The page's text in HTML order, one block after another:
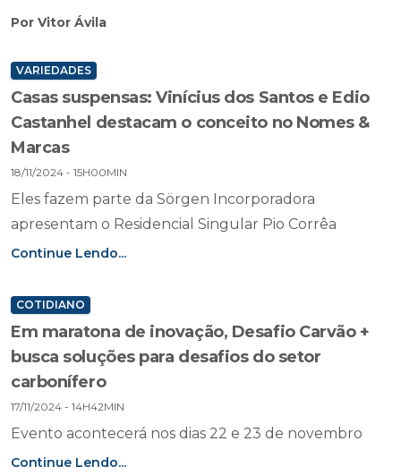
Por Vitor Ávila
VARIEDADES
Casas suspensas: Vinícius dos Santos e Edio
Castanhel destacam o conceito no Nomes &
Marcas
18/11/2024 - 15H00MIN
Eles fazem parte da Sörgen Incorporadora
apresentam o Residencial Singular Pio Corrêa
Continue Lendo...
COTIDIANO
Em maratona de inovação, Desafio Carvão +
busca soluções para desafios do setor
carbonífero
17/11/2024 - 14H42MIN
Evento acontecerá nos dias 22 e 23 de novembro
Continue Lendo...